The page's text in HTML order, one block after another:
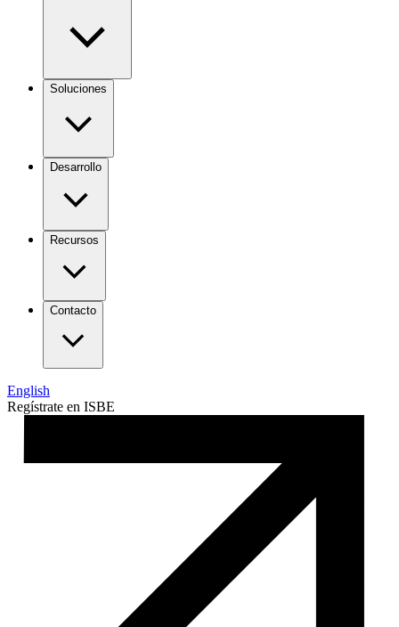
Soluciones
Desarrollo
Recursos
Contacto
English
Regístrate en ISBE